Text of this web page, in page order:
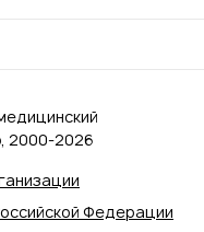
Федерации
2000‑2026